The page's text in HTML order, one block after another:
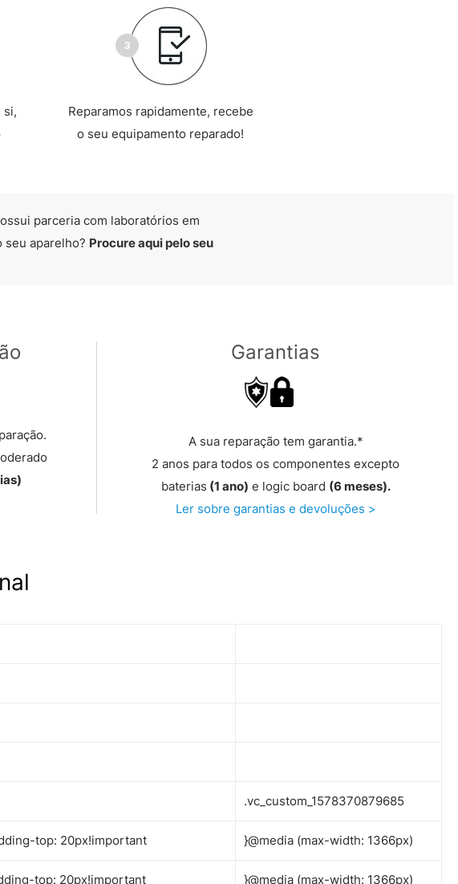
si,
Reparamos rapidamente, recebe
o seu equipamento reparado!
parceria com laboratórios em
seu aparelho? Procure aqui pelo seu
Garantias
A sua reparação tem garantia.*
2 anos para todos os componentes excepto
baterias (1 ano) e logic board (6 meses).
Ler sobre garantias e devoluções >
.vc_custom_1578370879685
top: 20px!important }@media (max-width: 1366px)
top: 20px!important }@media (max-width: 1366px)